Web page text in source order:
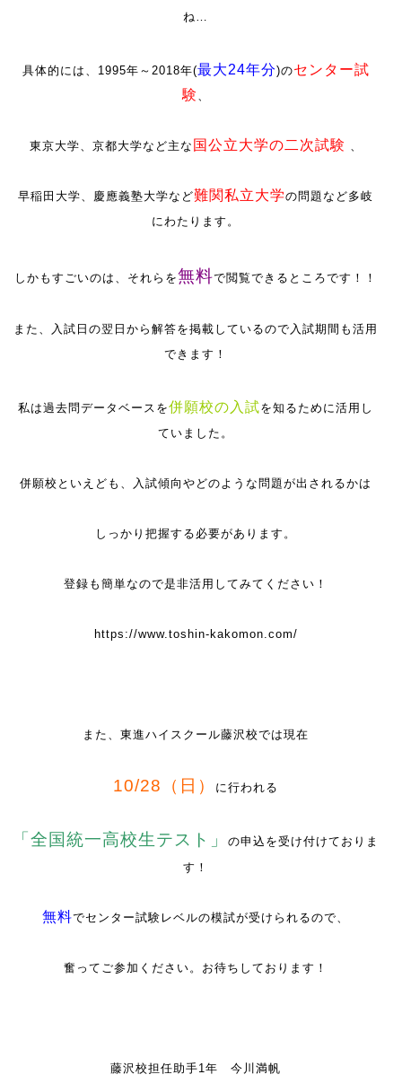
ね…
具体的には、1995年～2018年(最大24年分)のセンター試
験 、
東京大学、京都大学など主な 国公立大学の二次試験 、
早稲田大学、慶應義塾大学など難関私立大学の問題など多岐
にわたります。
しかもすごいのは、それらを無料で閲覧できるところです！！
また、入試日の翌日から解答を掲載しているので入試期間も活用
できます！
私は過去問データベースを併願校の入試を知るために活用し
ていました。
併願校といえども、入試傾向やどのような問題が出されるかは
しっかり把握する必要があります。
登録も簡単なので是非活用してみてください！
https://www.toshin-kakomon.com/
また、東進ハイスクール藤沢校では現在
10/28（日） に行われる
「全国統一高校生テスト」の申込を受け付けておりま
す！
無料でセンター試験レベルの模試が受けられるので、
奮ってご参加ください。お待ちしております！
藤沢校担任助手1年 今川満帆